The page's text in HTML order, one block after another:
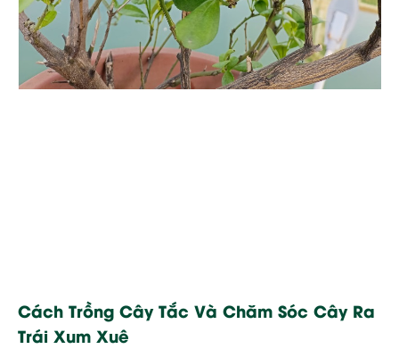
Cách Trồng Cây Tắc Và Chăm Sóc Cây Ra
Trái Xum Xuê